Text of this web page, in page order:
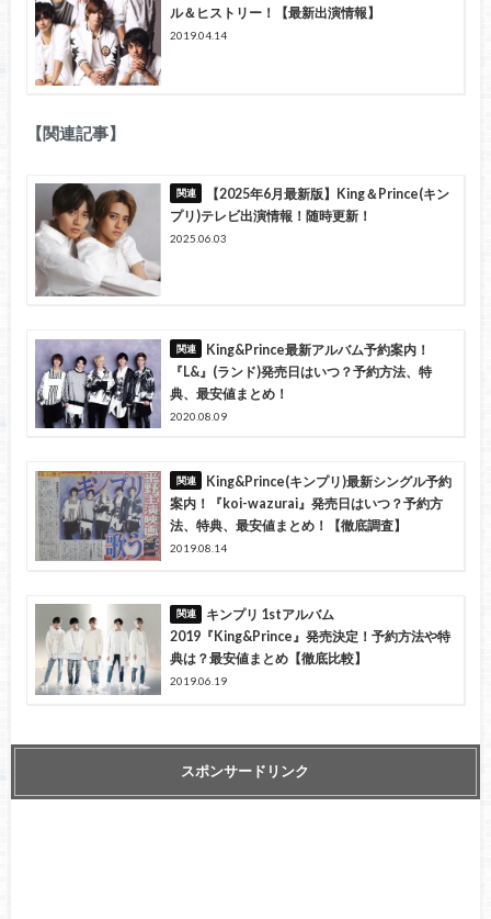
ル＆ヒストリー！【最新出演情報】
2019.04.14
【関連記事】
【2025年6月最新版】King＆Prince(キン
プリ)テレビ出演情報！随時更新！
2025.06.03
King&Prince最新アルバム予約案内！
『L&』(ランド)発売日はいつ？予約方法、特
典、最安値まとめ！
2020.08.09
King&Prince(キンプリ)最新シングル予約
案内！『koi-wazurai』発売日はいつ？予約方
法、特典、最安値まとめ！【徹底調査】
2019.08.14
キンプリ 1stアルバム
2019『King&Prince』発売決定！予約方法や特
典は？最安値まとめ【徹底比較】
2019.06.19
スポンサードリンク